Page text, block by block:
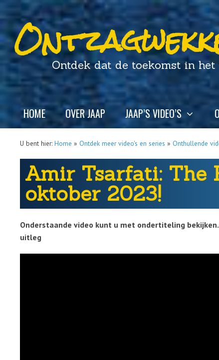
Ontdek dat de toekomst in het
HOME OVER JAAP JAAP’S VIDEO’S
U bent hier: Home » Ontdek meer video's en series » Onthullende
Amir Tsarfati: The
oktober 2023!
Onderstaande video kunt u met ondertiteling
uitleg